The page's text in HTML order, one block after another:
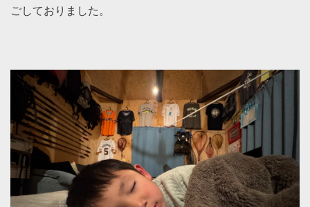
ごしておりました。